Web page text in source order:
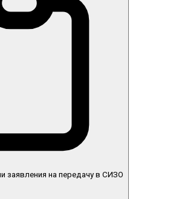
заявления на передачу в СИЗО